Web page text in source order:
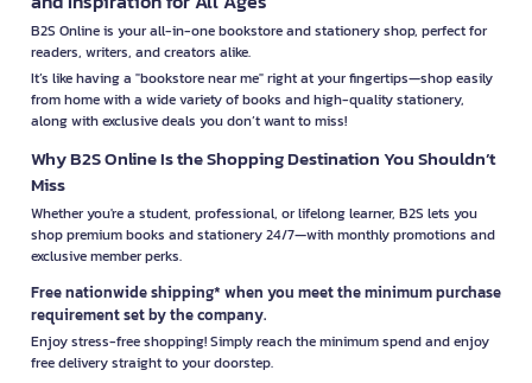
B2S Online is your all-in-one bookstore and stationery shop, perfect for
readers, writers, and creators alike.
It’s like having a "bookstore near me" right at your fingertips—shop easily
from home with a wide variety of books and high-quality stationery,
along with exclusive deals you don’t want to miss!
Why B2S Online Is the Shopping Destination You Shouldn’t
Miss
Whether you're a student, professional, or lifelong learner, B2S lets you
shop premium books and stationery 24/7—with monthly promotions and
exclusive member perks.
Free nationwide shipping* when you meet the minimum purchase
requirement set by the company.
Enjoy stress-free shopping! Simply reach the minimum spend and enjoy
free delivery straight to your doorstep.